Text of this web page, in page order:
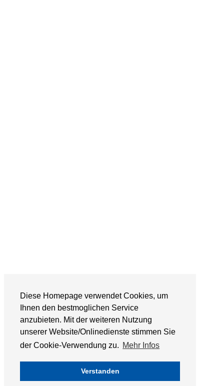
Diese Homepage verwendet Cookies, um
Ihnen den bestmoglichen Service
anzubieten. Mit der weiteren Nutzung
unserer Website/Onlinedienste stimmen Sie
der Cookie-Verwendung zu. Mehr Infos
Verstanden